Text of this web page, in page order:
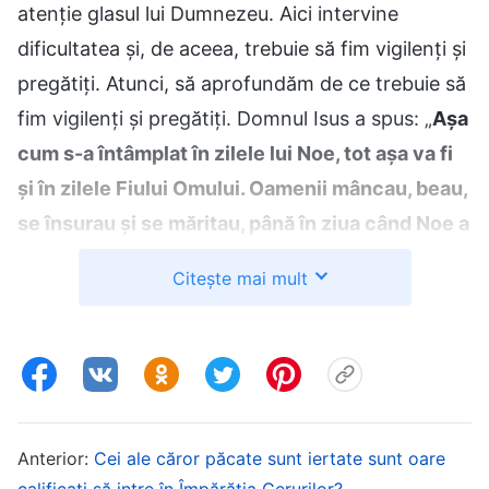
atenție glasul lui Dumnezeu. Aici intervine
dificultatea și, de aceea, trebuie să fim vigilenți și
pregătiți. Atunci, să aprofundăm de ce trebuie să
fim vigilenți și pregătiți. Domnul Isus a spus: „Așa
cum s-a întâmplat în zilele lui Noe, tot așa va fi
și în zilele Fiului Omului. Oamenii mâncau, beau,
se însurau și se măritau, până în ziua când Noe a
. Se poate vedea că
ca acelea din vremea lui Noe: oameni mâncând,
bând, bărbați însurându-se și fete măritându-se.
există înainte de catastrofe. Aceste împrejurări
Citește mai mult
Anterior: Cei ale căror păcate sunt iertate sunt oare